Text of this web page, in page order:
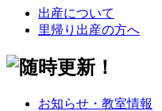
出産について
里帰り出産の方へ
お知らせ・教室情報